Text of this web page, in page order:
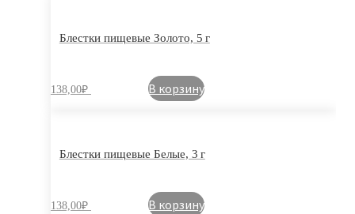
Блестки пищевые Золото, 5 г
138,00₽ В корзину
Блестки пищевые Белые, 3 г
138,00₽ В корзину